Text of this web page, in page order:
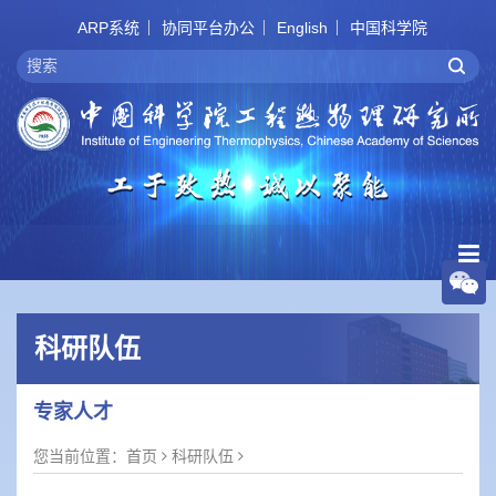
ARP系统 协同平台办公 English 中国科学院
科研队伍
专家人才
您当前位置： 首页 科研队伍